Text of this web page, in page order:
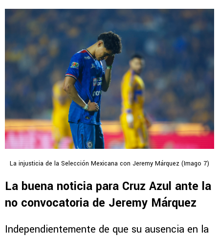
La injusticia de la Selección Mexicana con Jeremy Márquez (Imago 7)
La buena noticia para Cruz Azul ante la
no convocatoria de Jeremy Márquez
Independientemente de que su ausencia en la